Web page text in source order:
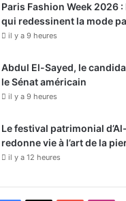
Paris Fashion Week 2026
qui redessinent la mode
il y a 9 heures
Abdul El-Sayed, le
le Sénat américain
il y a 9 heures
Le festival patrimonial
redonne vie à l’art de la
il y a 12 heures